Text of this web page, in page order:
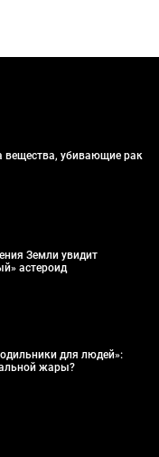
убивающие рак
Земли увидит
астероид
для людей»:
жары?